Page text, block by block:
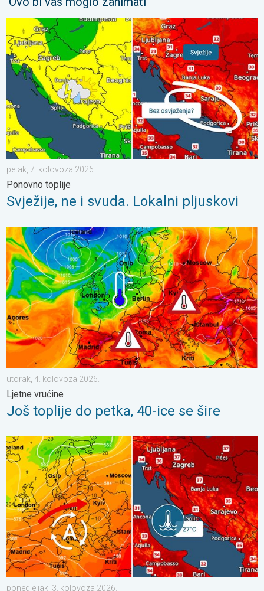
Svježije, ne i svuda. Lokalni pljuskovi. Ponovno toplije. . .
petak, 7. kolovoza 2026.
Ponovno toplije
Svježije, ne i svuda. Lokalni pljuskovi
Još toplije do petka, 40-ice se šire. Ljetne vrućine. . . utorak,
utorak, 4. kolovoza 2026.
Ljetne vrućine
Još toplije do petka, 40-ice se šire
Vrlo vrući ljetni dani se nižu. Temperatura mora 27°C. . .
ponedjeljak, 3. kolovoza 2026.